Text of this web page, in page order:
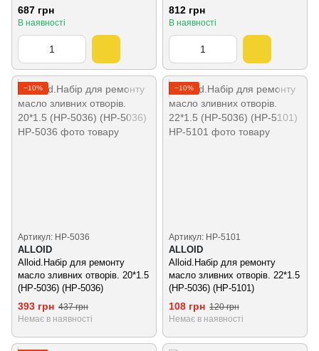
687 грн
В наявності
812 грн
В наявності
−10%
Артикул: НР-5036
ALLOID
Alloid.Набір для ремонту
масло зливних отворів. 20*1.5
(НР-5036) (НР-5036)
393 грн 437 грн
Немає в наявності
−10%
Артикул: НР-5101
ALLOID
Alloid.Набір для ремонту
масло зливних отворів. 22*1.5
(НР-5036) (НР-5101)
108 грн 120 грн
Немає в наявності